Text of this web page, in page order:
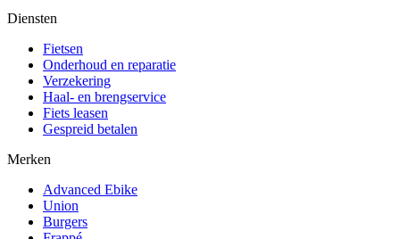
Diensten
Fietsen
Onderhoud en reparatie
Verzekering
Haal- en brengservice
Fiets leasen
Gespreid betalen
Merken
Advanced Ebike
Union
Burgers